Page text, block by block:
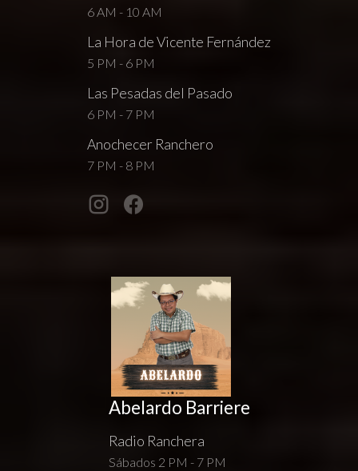
6 AM - 10 AM
La Hora de Vicente Fernández
5 PM - 6 PM
Las Pesadas del Pasado
6 PM - 7 PM
Anochecer Ranchero
7 PM - 8 PM
Abelardo Barriere
Radio Ranchera
Sábados 2 PM - 7 PM